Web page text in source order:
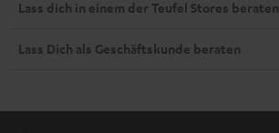
Lass dich in einem der Teufel Stores beraten
Lass Dich als Geschäftskunde beraten